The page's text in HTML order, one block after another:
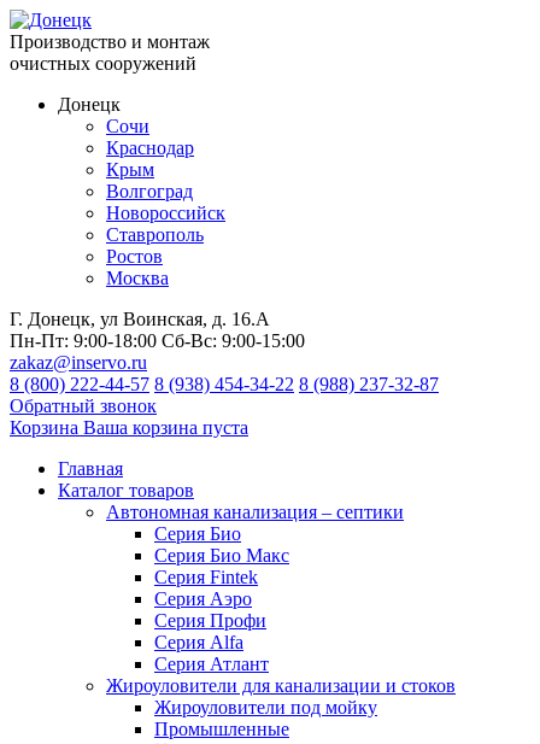
Производство и монтаж
очистных сооружений
Донецк
Сочи
Краснодар
Крым
Волгоград
Новороссийск
Ставрополь
Ростов
Москва
Г. Донецк, ул Воинская, д. 16.А
Пн-Пт: 9:00-18:00 Сб-Вс: 9:00-15:00
zakaz@inservo.ru
8 (800) 222-44-57 8 (938) 454-34-22 8 (988) 237-32-87
Обратный звонок
Корзина Ваша корзина пуста
Главная
Каталог товаров
Автономная канализация – септики
Серия Био
Серия Био Макс
Серия Fintek
Серия Аэро
Серия Профи
Серия Alfa
Серия Атлант
Жироуловители для канализации и стоков
Жироуловители под мойку
Промышленные